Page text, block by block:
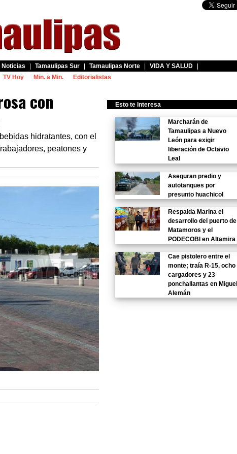
Noticias Tamaulipas Sur Tamaulipas Norte VIDA Y SALUD
TV Hoy Min. a Min. Editorialistas
con
hidratantes, con el
peatones y
Esto te Interesa
Marcharán de
Tamaulipas a Nuevo
León para exigir
liberación de Octavio
Leal
Aseguran predio y
autotanques por
presunto huachicol
Respalda Marina el
desarrollo del puerto de
Matamoros y el
PODECOBI en Altamira
Cae pistolero entre el
monte; traía R-15, ocho
cargadores y 23
ponchallantas en Miguel
Alemán